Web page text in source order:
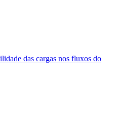
das cargas nos fluxos do